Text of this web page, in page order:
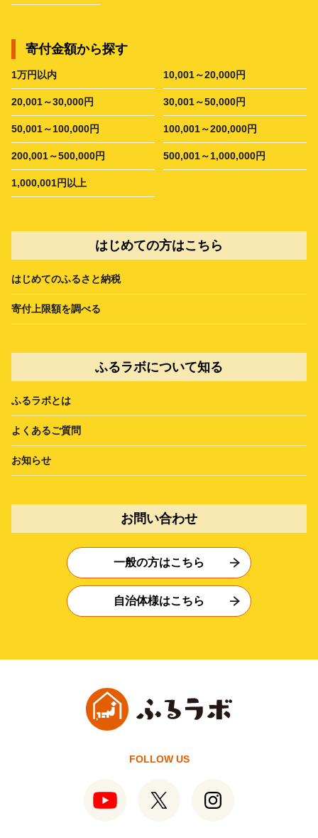
寄付金額から探す
1万円以内 10,001～20,000円
20,001～30,000円 30,001～50,000円
50,001～100,000円 100,001～200,000円
200,001～500,000円 500,001～1,000,000円
1,000,001円以上
はじめての方はこちら
はじめてのふるさと納税
寄付上限額を調べる
ふるラボについて知る
ふるラボとは
よくあるご質問
お知らせ
お問い合わせ
一般の方はこちら
自治体様はこちら
FOLLOW US